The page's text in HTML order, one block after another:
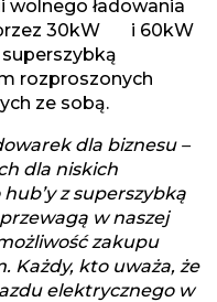
wolnego ładowania
przez 30kW i 60kW
rozproszonych
ze sobą.
dla biznesu –
dla niskich
z superszybką
w naszej
zakupu
Każdy, kto uważa, że
elektrycznego w